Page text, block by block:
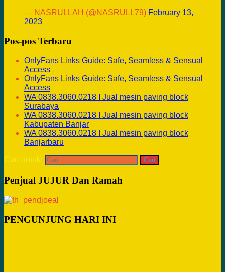
— NASRULLAH (@NASRULL79) February 13,
2023
Pos-pos Terbaru
OnlyFans Links Guide: Safe, Seamless & Sensual
Access
OnlyFans Links Guide: Safe, Seamless & Sensual
Access
WA 0838.3060.0218 I Jual mesin paving block
Surabaya
WA 0838.3060.0218 I Jual mesin paving block
Kabupaten Banjar
WA 0838.3060.0218 I Jual mesin paving block
Banjarbaru
Cari untuk:
Penjual JUJUR Dan Ramah
PENGUNJUNG HARI INI